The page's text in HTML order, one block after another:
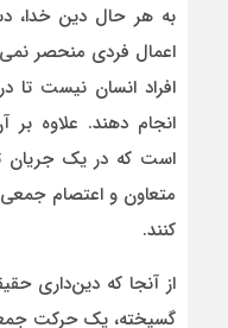
به هر حال دین خدا،
اعمال فردی منحصر
افراد انسان نیست تا
انجام دهند. علاوه بر
است که در یک جریان
متعاون و اعتصام
کنند.
از آنجا که دین‌داری
گسیخته، یک حرکت